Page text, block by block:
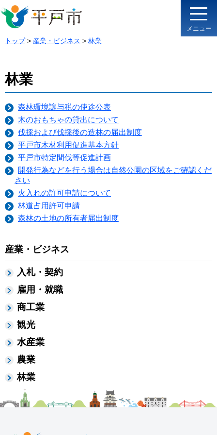
メニュー
トップ> 産業・ビジネス > 林業
産業・ビジネス
入札・契約
雇用・就職
商工業
観光
水産業
農業
林業
林業
森林環境譲与税の使途公表
木のおもちゃの貸出について
伐採および伐採後の造林の届出制度
平戸市木材利用促進基本方針
平戸市特定間伐等促進計画
開発行為などを行う場合は自然公園の区域をご確認くだ
さい
火入れの許可申請について
林道占用許可申請
森林の土地の所有者届出制度